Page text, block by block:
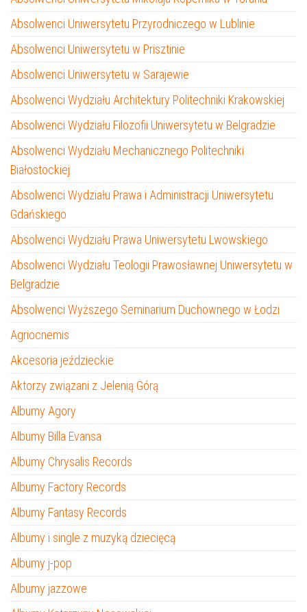
Absolwenci Uniwersytetu Przyrodniczego w Lublinie
Absolwenci Uniwersytetu w Prisztinie
Absolwenci Uniwersytetu w Sarajewie
Absolwenci Wydziału Architektury Politechniki Krakowskiej
Absolwenci Wydziału Filozofii Uniwersytetu w Belgradzie
Absolwenci Wydziału Mechanicznego Politechniki
Białostockiej
Absolwenci Wydziału Prawa i Administracji Uniwersytetu
Gdańskiego
Absolwenci Wydziału Prawa Uniwersytetu Lwowskiego
Absolwenci Wydziału Teologii Prawosławnej Uniwersytetu w
Belgradzie
Absolwenci Wyższego Seminarium Duchownego w Łodzi
Agriocnemis
Akcesoria jeździeckie
Aktorzy związani z Jelenią Górą
Albumy Agory
Albumy Billa Evansa
Albumy Chrysalis Records
Albumy Factory Records
Albumy Fantasy Records
Albumy i single z muzyką dziecięcą
Albumy j-pop
Albumy jazzowe